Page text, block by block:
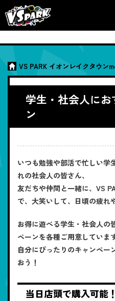
VS PARK イオンレイクタウン
学生・社会人に
ン
いつも勉強や部活で忙しい学
れの社会人の皆さん、
友だちや仲間と一緒に、VS
で、大笑いして、日頃の疲れ
お得に遊べる学生・社会人の
ペーンを各種ご用意していま
自分にぴったりのキャンペー
おう！
当日店頭で購入可能！